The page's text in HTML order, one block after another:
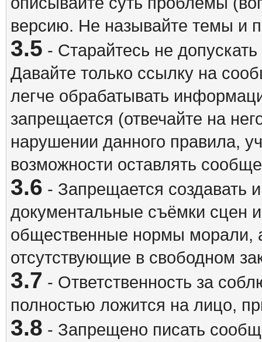
версию. Не называйте темы
3.5 - Старайтесь не
Давайте только ссылку на
легче обрабатывать
запрещается (отвечайте на
нарушении данного правила,
возможности оставлять
3.6 - Запрещается создавать
документальные съёмки сцен
общественные нормы морали,
отсутствующие в свободном
3.7 - Ответственность за
полностью ложится на лицо,
3.8 - Запрещено писать